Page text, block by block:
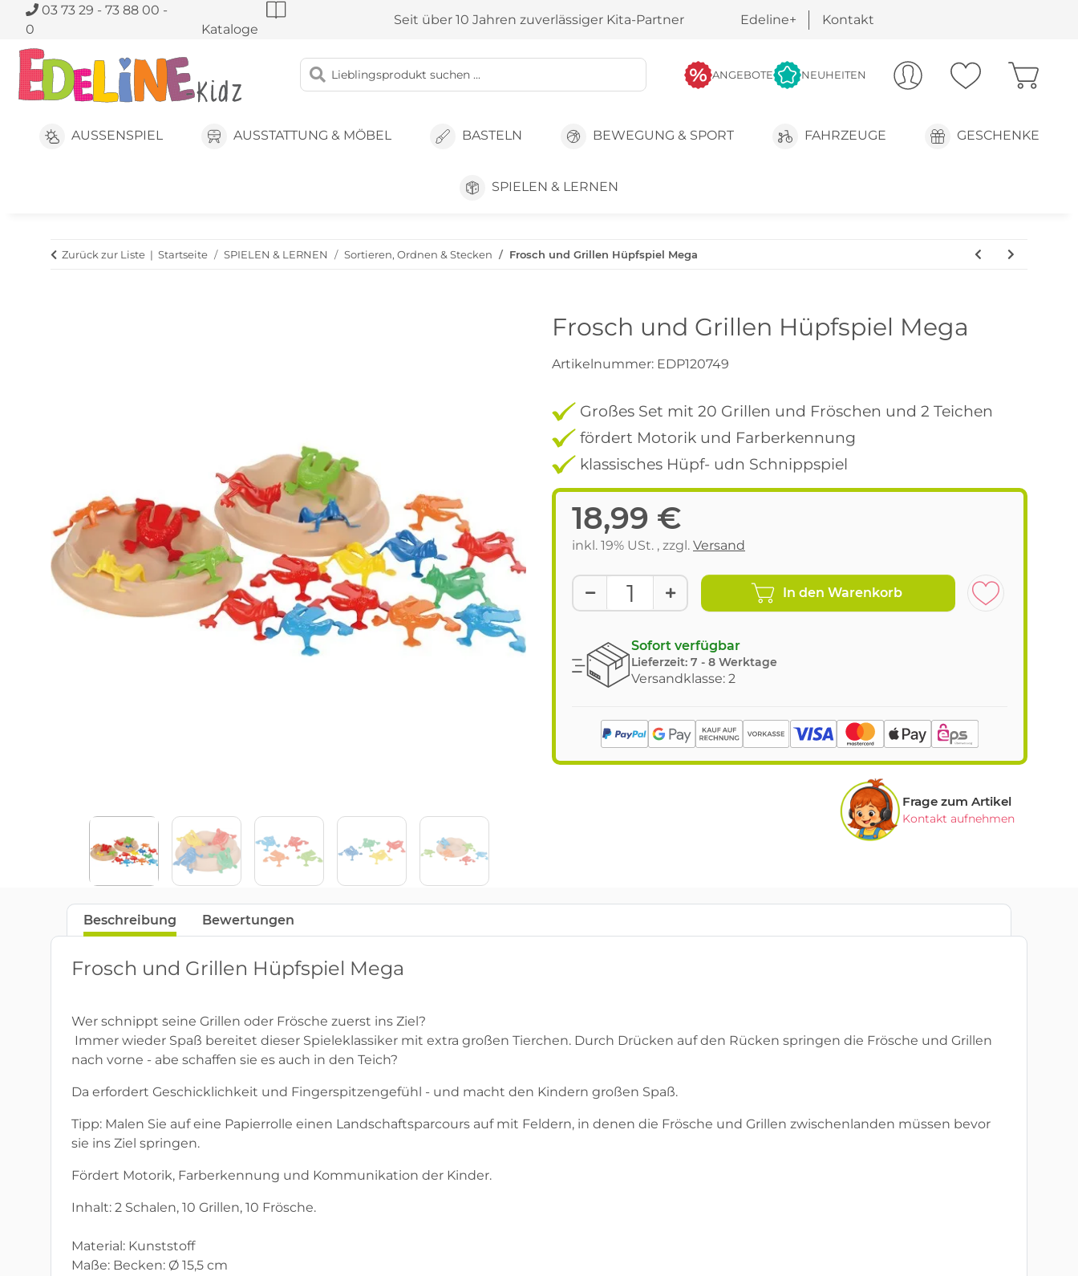
03 73 29 - 73 88 00 -
0
Kataloge
Seit über 10 Jahren zuverlässiger Kita-Partner Edeline+ Kontakt
ANGEBOTE NEUHEITEN
AUSSENSPIEL AUSSTATTUNG & MÖBEL BASTELN BEWEGUNG & SPORT FAHRZEUGE GESCHENKE
SPIELEN & LERNEN
Zurück zur Liste Startseite SPIELEN & LERNEN Sortieren, Ordnen & Stecken Frosch und Grillen Hüpfspiel Mega
Frosch und Grillen Hüpfspiel Mega
Artikelnummer: EDP120749
Großes Set mit 20 Grillen und Fröschen und 2 Teichen
fördert Motorik und Farberkennung
klassisches Hüpf- udn Schnippspiel
18,99 €
inkl. 19% USt. , zzgl. Versand
In den Warenkorb
Sofort verfügbar
Lieferzeit: 7 - 8 Werktage
Versandklasse: 2
Frage zum Artikel
Kontakt aufnehmen
Beschreibung Bewertungen
Frosch und Grillen Hüpfspiel Mega
Wer schnippt seine Grillen oder Frösche zuerst ins Ziel?
Immer wieder Spaß bereitet dieser Spieleklassiker mit extra großen Tierchen. Durch Drücken auf den Rücken springen die Frösche und Grillen
nach vorne - abe schaffen sie es auch in den Teich?
Da erfordert Geschicklichkeit und Fingerspitzengefühl - und macht den Kindern großen Spaß.
Tipp: Malen Sie auf eine Papierrolle einen Landschaftsparcours auf mit Feldern, in denen die Frösche und Grillen zwischenlanden müssen bevor
sie ins Ziel springen.
Fördert Motorik, Farberkennung und Kommunikation der Kinder.
Inhalt: 2 Schalen, 10 Grillen, 10 Frösche.
Material: Kunststoff
Maße: Becken: Ø 15,5 cm